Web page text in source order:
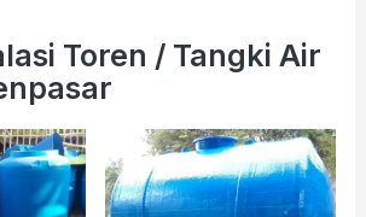
Toren / Tangki Air